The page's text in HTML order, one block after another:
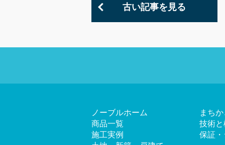
古い記事を見る
ノーブルホーム
商品一覧
施工実例
まち
技術と
保証